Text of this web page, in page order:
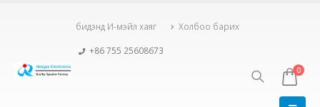
бидэнд И-мэйл хаяг Холбоо барих
+86 755 25608673
0